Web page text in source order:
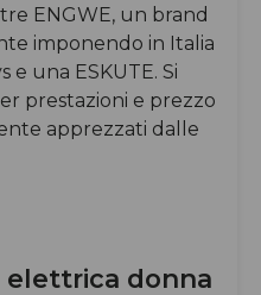
ENGWE, un brand
imponendo in Italia
e una ESKUTE. Si
prestazioni e prezzo
apprezzati dalle
elettrica donna